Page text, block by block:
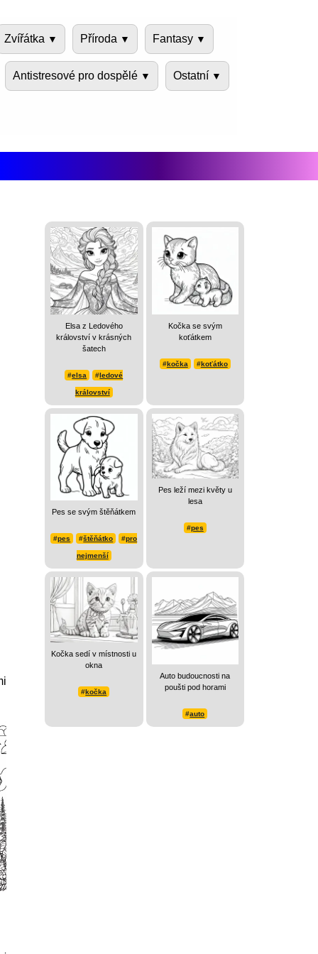
Zvířátka Příroda Fantasy
Antistresové pro dospělé Ostatní
Elsa z Ledového
království v krásných
šatech
#elsa #ledové
království
Kočka se svým
koťátkem
#kočka #koťátko
Pes se svým štěňátkem
#pes #štěňátko #pro
nejmenší
Pes leží mezi květy u
lesa
#pes
Kočka sedí v místnosti u
okna
#kočka
Auto budoucnosti na
poušti pod horami
#auto